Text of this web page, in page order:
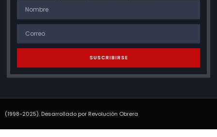
SUSCRIBIRSE
(1998-2025). Desarrollado por Revolución Obrera